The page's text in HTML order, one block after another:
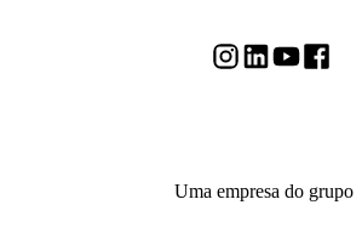
Uma empresa do grupo